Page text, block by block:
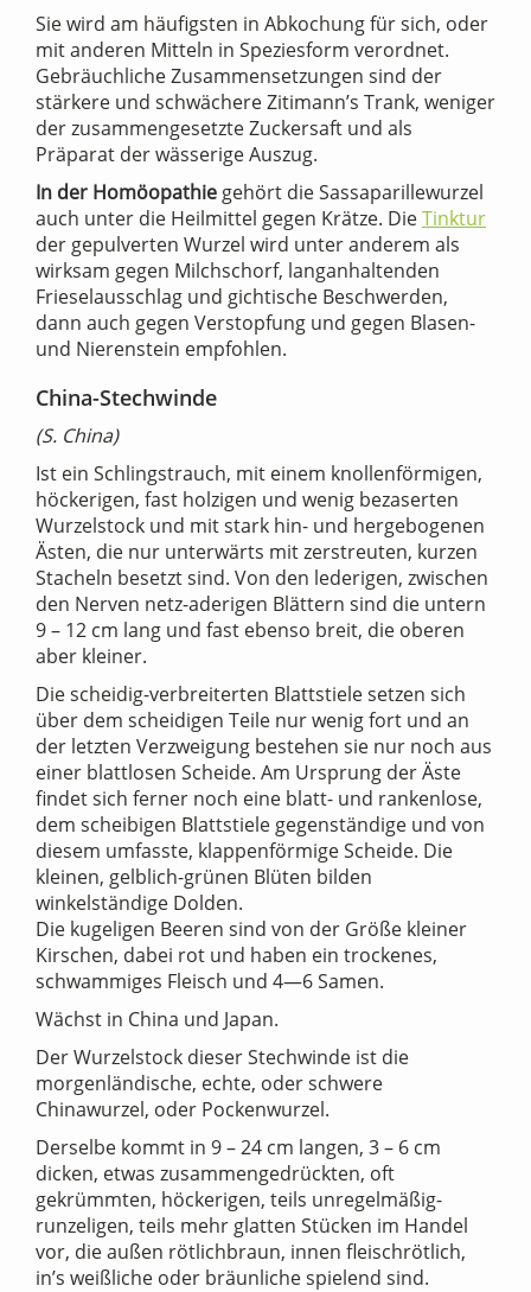
Sie wird am häufigsten in Abkochung für sich, oder
mit anderen Mitteln in Speziesform verordnet.
Gebräuchliche Zusammensetzungen sind der
stärkere und schwächere Zitimann’s Trank, weniger
der zusammengesetzte Zuckersaft und als
Präparat der wässerige Auszug.
In der Homöopathie gehört die Sassaparillewurzel
auch unter die Heilmittel gegen Krätze. DieTinktur
der gepulverten Wurzel wird unter anderem als
wirksam gegen Milchschorf, langanhaltenden
Frieselausschlag und gichtische Beschwerden,
dann auch gegen Verstopfung und gegen Blasen-
und Nierenstein empfohlen.
China-Stechwinde
(S. China)
Ist ein Schlingstrauch, mit einem knollenförmigen,
höckerigen, fast holzigen und wenig bezaserten
Wurzelstock und mit stark hin- und hergebogenen
Ästen, die nur unterwärts mit zerstreuten, kurzen
Stacheln besetzt sind. Von den lederigen, zwischen
den Nerven netz-aderigen Blättern sind die untern
9 – 12 cm lang und fast ebenso breit, die oberen
aber kleiner.
Die scheidig-verbreiterten Blattstiele setzen sich
über dem scheidigen Teile nur wenig fort und an
der letzten Verzweigung bestehen sie nur noch aus
einer blattlosen Scheide. Am Ursprung der Äste
findet sich ferner noch eine blatt- und rankenlose,
dem scheibigen Blattstiele gegenständige und von
diesem umfasste, klappenförmige Scheide. Die
kleinen, gelblich-grünen Blüten bilden
winkelständige Dolden.
Die kugeligen Beeren sind von der Größe kleiner
Kirschen, dabei rot und haben ein trockenes,
schwammiges Fleisch und 4—6 Samen.
Wächst in China und Japan.
Der Wurzelstock dieser Stechwinde ist die
morgenländische, echte, oder schwere
Chinawurzel, oder Pockenwurzel.
Derselbe kommt in 9 – 24 cm langen, 3 – 6 cm
dicken, etwas zusammengedrückten, oft
gekrümmten, höckerigen, teils unregelmäßig-
runzeligen, teils mehr glatten Stücken im Handel
vor, die außen rötlichbraun, innen fleischrötlich,
in’s weißliche oder bräunliche spielend sind.